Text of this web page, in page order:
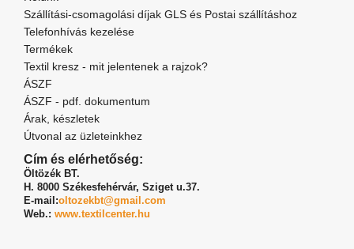
Szállítási-csomagolási díjak GLS és Postai szállításhoz
Telefonhívás kezelése
Termékek
Textil kresz - mit jelentenek a rajzok?
ÁSZF
ÁSZF - pdf. dokumentum
Árak, készletek
Útvonal az üzleteinkhez
Cím és elérhetőség:
Öltözék BT.
H. 8000 Székesfehérvár, Sziget u.37.
E-mail:oltozekbt@gmail.com
Web.: www.textilcenter.hu